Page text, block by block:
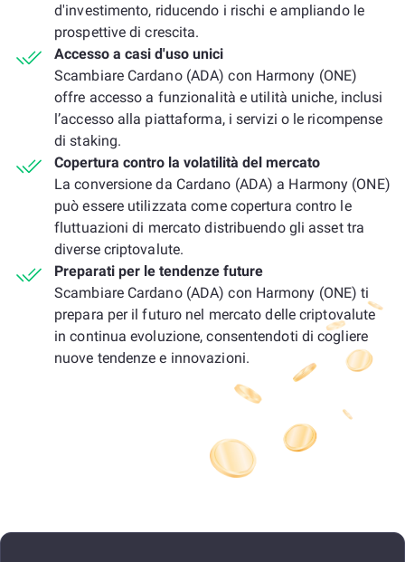
d'investimento, riducendo i rischi e ampliando le
prospettive di crescita.
Accesso a casi d'uso unici
Scambiare Cardano (ADA) con Harmony (ONE)
offre accesso a funzionalità e utilità uniche, inclusi
l’accesso alla piattaforma, i servizi o le ricompense
di staking.
Copertura contro la volatilità del mercato
La conversione da Cardano (ADA) a Harmony (ONE)
può essere utilizzata come copertura contro le
fluttuazioni di mercato distribuendo gli asset tra
diverse criptovalute.
Preparati per le tendenze future
Scambiare Cardano (ADA) con Harmony (ONE) ti
prepara per il futuro nel mercato delle criptovalute
in continua evoluzione, consentendoti di cogliere
nuove tendenze e innovazioni.